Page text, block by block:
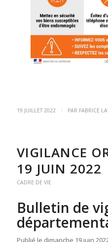
19 JUILLET 2022 / PAR FABRICE
VIGILANCE
19 JUIN 2022
CADRE DE VIE
Bulletin de